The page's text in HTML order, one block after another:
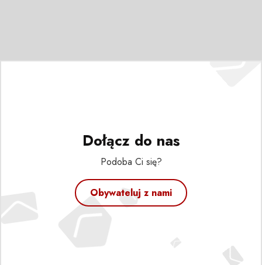
Dołącz do nas
Podoba Ci się?
Obywateluj z nami